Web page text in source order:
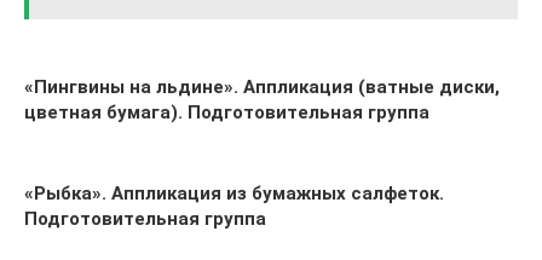
«Пингвины на льдине». Аппликация (ватные диски,
цветная бумага). Подготовительная группа
«Рыбка». Аппликация из бумажных салфеток.
Подготовительная группа